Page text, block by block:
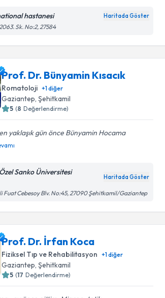
hastanesi Haritada Göster
Sk. No:2, 27584
Prof. Dr. Bünyamin Kısacık
Romatoloji +1diğer
Gaziantep, Şehitkamil
5 (8 Değerlendirme)
yaklaşık gün önce Bünyamin Hocama
Sanko Üniversitesi
Haritada Göster
Fuat Cebesoy Blv. No:45, 27090 Şehitkamil/Gaziantep
Prof. Dr. İrfan Koca
Fiziksel Tıp ve Rehabilitasyon +1diğer
Gaziantep, Şehitkamil
5 (17 Değerlendirme)